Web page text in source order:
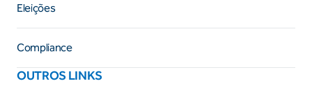
Eleições
Compliance
OUTROS LINKS